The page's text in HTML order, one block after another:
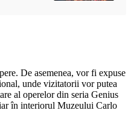
De asemenea, vor fi expuse
unde vizitatorii vor putea
al operelor din seria Genius
în interiorul Muzeului Carlo